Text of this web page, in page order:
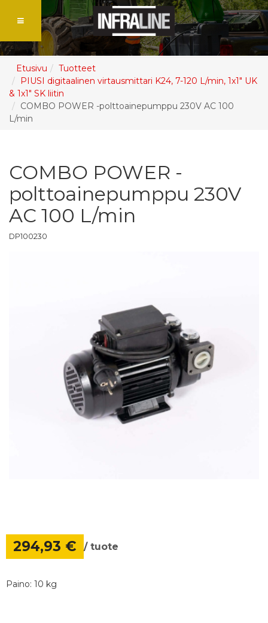
Etusivu
Tuotteet
PIUSI digitaalinen virtausmittari K24, 7-120 L/min, 1x1" UK
& 1x1" SK liitin
COMBO POWER -polttoainepumppu 230V AC 100
L/min
COMBO POWER -
polttoainepumppu 230V
AC 100 L/min
DP100230
294,93 € / tuote
Paino: 10 kg